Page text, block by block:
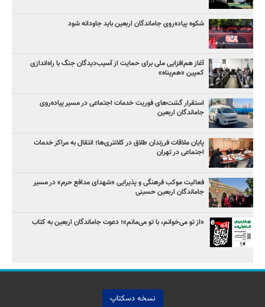
شکوه پیاده‌روی جاماندگان اربعین باید جاودانه شود
آغاز هم‌افزایی ملی برای حمایت از آسیب‌دیدگان جنگ با راه‌اندازی
کمپین «هم‌پناه»
استقرار گشت‌های فوریت خدمات اجتماعی در مسیر پیاده‌روی
جاماندگان اربعین
پایان ملاقات فرزندان طلاق در کلانتری‌ها؛ انتقال به مراکز خدمات
اجتماعی در تهران
فعالیت موکب فرهنگی و پذیرایی «شهدای مدافع حرم» در مسیر
جاماندگان اربعین حسینی
«از تو می‌خوانم، با تو می‌مانم»؛ دعوت جاماندگان اربعین به کتاب
نسخه دسکتاپ